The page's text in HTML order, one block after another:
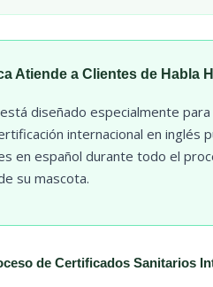
Atiende a Clientes de Habla
diseñado especialmente
internacional en inglés
en español durante todo el
su mascota.
de Certificados Sanitarios